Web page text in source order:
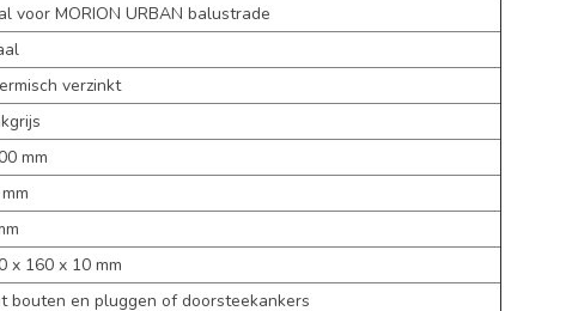
voor MORION URBAN balustrade
verzinkt
mm
x 160 x 10 mm
bouten en pluggen of doorsteekankers